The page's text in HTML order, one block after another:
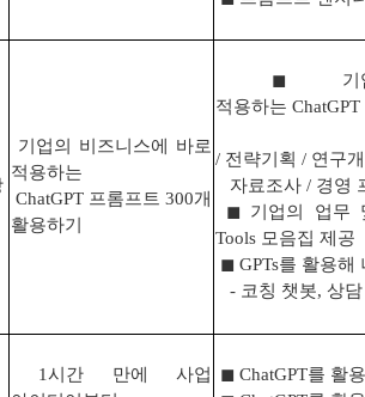
기업의 비즈니스에 바로
적용하는
ChatGPT 프롬프트 300개
활용하기
◼
적용하는 ChatGPT
/ 전략기획 / 연구
자료조사 / 경영
◼
기업의 업무
Tools 모음집 제공
◼ GPTs를 활용해
- 코칭 챗봇, 상
1시간 만에 사업
◼ ChatGPT를 활